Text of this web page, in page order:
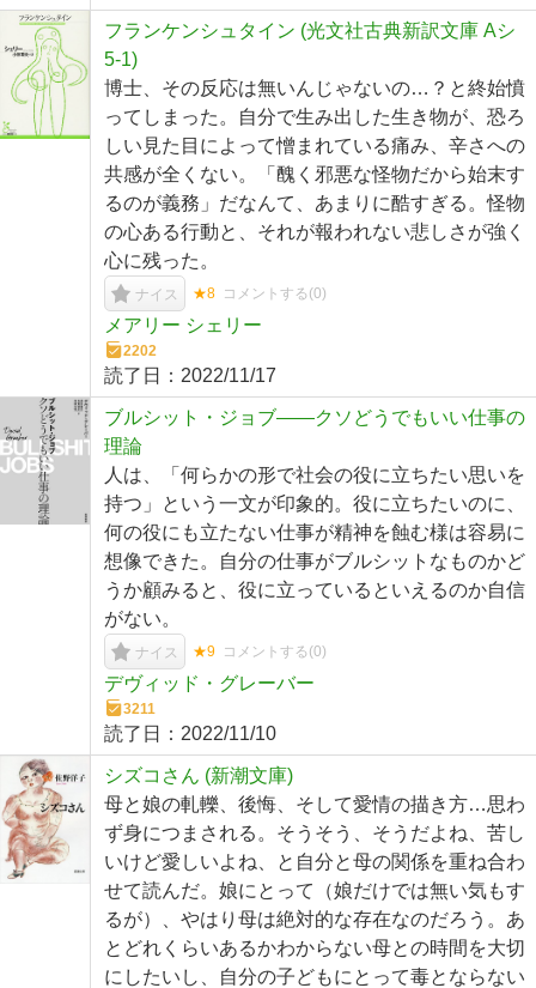
フランケンシュタイン (光文社古典新訳文庫 Aシ
5-1)
博士、その反応は無いんじゃないの…？と終始憤
ってしまった。自分で生み出した生き物が、恐ろ
しい見た目によって憎まれている痛み、辛さへの
共感が全くない。「醜く邪悪な怪物だから始末す
るのが義務」だなんて、あまりに酷すぎる。怪物
の心ある行動と、それが報われない悲しさが強く
心に残った。
ナイス ★8 コメントする(0)
メアリー シェリー
2202
読了日： 2022/11/17
ブルシット・ジョブ――クソどうでもいい仕事の
理論
人は、「何らかの形で社会の役に立ちたい思いを
持つ」という一文が印象的。役に立ちたいのに、
何の役にも立たない仕事が精神を蝕む様は容易に
想像できた。自分の仕事がブルシットなものかど
うか顧みると、役に立っているといえるのか自信
がない。
ナイス ★9 コメントする(0)
デヴィッド・グレーバー
3211
読了日： 2022/11/10
シズコさん (新潮文庫)
母と娘の軋轢、後悔、そして愛情の描き方…思わ
ず身につまされる。そうそう、そうだよね、苦し
いけど愛しいよね、と自分と母の関係を重ね合わ
せて読んだ。娘にとって（娘だけでは無い気もす
るが）、やはり母は絶対的な存在なのだろう。あ
とどれくらいあるかわからない母との時間を大切
にしたいし、自分の子どもにとって毒とならない